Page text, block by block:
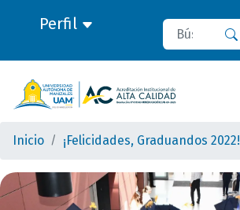
Perfil Buscar
Inicio ¡Felicidades, Graduandos 2022!